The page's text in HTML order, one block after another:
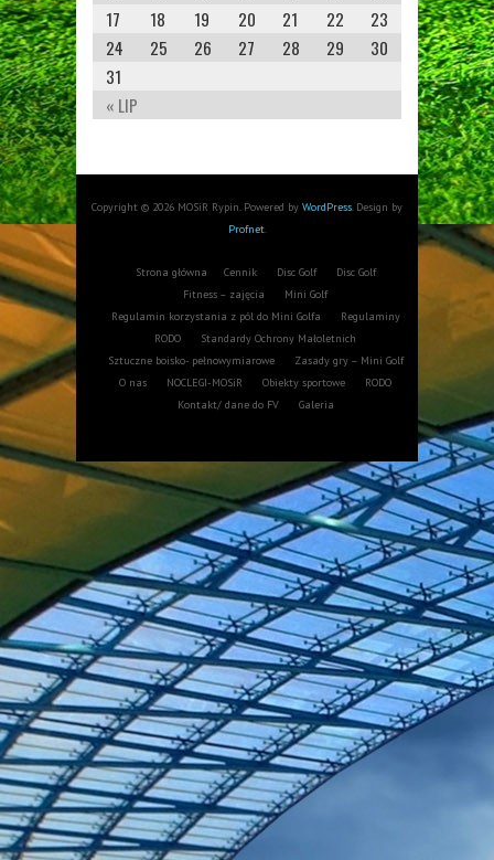
« LIP
17
18 19 20 21 22
23
24
25 26 27 28 29
30
31
Copyright © 2026 MOSiR Rypin. Powered by WordPress . Design by
Profnet.
Strona główna Cennik Disc Golf
Disc Golf
Fitness – zajęcia
Mini Golf
Regulamin korzystania z pól do Mini Golfa
Regulaminy
RODO
Standardy Ochrony Małoletnich
Sztuczne boisko- pełnowymiarowe
Zasady gry – Mini Golf
O nas
NOCLEGI-MOSiR Obiekty sportowe
RODO
Kontakt/ dane do FV
Galeria